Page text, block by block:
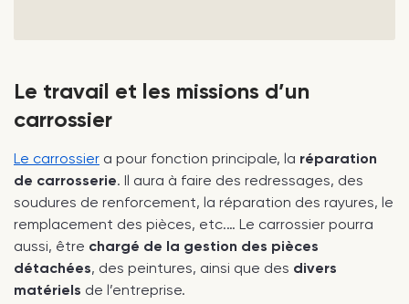
Le travail et les missions d’un
carrossier
Le carrossier a pour fonction principale, la réparation
de carrosserie. Il aura à faire des redressages, des
soudures de renforcement, la réparation des rayures, le
remplacement des pièces, etc.… Le carrossier pourra
aussi, être chargé de la gestion des pièces
détachées, des peintures, ainsi que des divers
matériels de l’entreprise.